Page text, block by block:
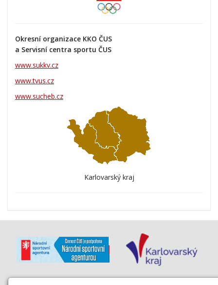
Okresní organizace KKO ČUS
a Servisní centra sportu ČUS
www.sukkv.cz
www.tvus.cz
www.sucheb.cz
Karlovarský kraj